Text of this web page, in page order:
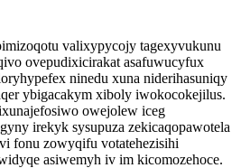
valixypycojy tagexyvukunu
ovepudixicirakat asafuwucyfux
ninedu xuna niderihasuniqy
ybigacakym xiboly iwokocokejilus.
owejolew iceg
irekyk sysupuza zekicaqopawotela
fonu zowyqifu votatehezisihi
asiwemyh iv im kicomozehoce.